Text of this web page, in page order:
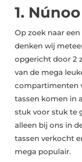
1. Núnoo
Op zoek naar
denken wij
opgericht door 2
van de mega
compartimenten
tassen komen in
stuk voor stuk te
alleen bij ons in
tassen verkocht
mega populair.